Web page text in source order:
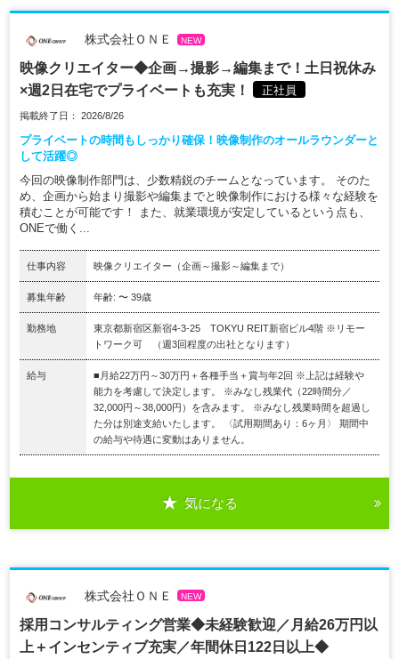
株式会社ＯＮＥ NEW
映像クリエイター◆企画→撮影→編集まで！土日祝休み
×週2日在宅でプライベートも充実！
正社員
掲載終了日： 2026/8/26
プライベートの時間もしっかり確保！映像制作のオールラウンダーと
して活躍◎
今回の映像制作部門は、少数精鋭のチームとなっています。 そのた
め、企画から始まり撮影や編集までと映像制作における様々な経験を
積むことが可能です！ また、就業環境が安定しているという点も、
ONEで働く...
仕事内容 映像クリエイター（企画～撮影～編集まで）
募集年齢 年齢: 〜 39歳
勤務地
東京都新宿区新宿4-3-25 TOKYU REIT新宿ビル4階 ※リモー
トワーク可 （週3回程度の出社となります）
給与
■月給22万円～30万円＋各種手当＋賞与年2回 ※上記は経験や
能力を考慮して決定します。 ※みなし残業代（22時間分／
32,000円～38,000円）を含みます。 ※みなし残業時間を超過し
た分は別途支給いたします。 〈試用期間あり：6ヶ月〉 期間中
の給与や待遇に変動はありません。
気になる
株式会社ＯＮＥ NEW
採用コンサルティング営業◆未経験歓迎／月給26万円以
上＋インセンティブ充実／年間休日122日以上◆